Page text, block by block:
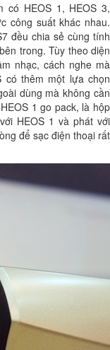
có HEOS 1, HEOS 3,
công suất khác nhau.
đều chia sẻ cùng tính
trong. Tùy theo diện
nhạc, cách nghe mà
có thêm một lựa chọn
dùng mà không cần
1 go pack, là hộp
HEOS 1 và phát với
để sạc điện thoại rất